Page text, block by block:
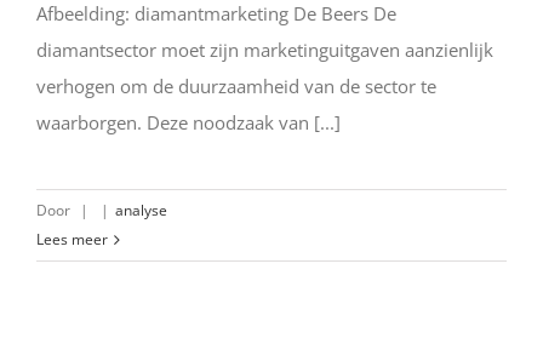
Afbeelding: diamantmarketing De Beers De
diamantsector moet zijn marketinguitgaven aanzienlijk
verhogen om de duurzaamheid van de sector te
waarborgen. Deze noodzaak van [...]
Door | | analyse
Lees meer